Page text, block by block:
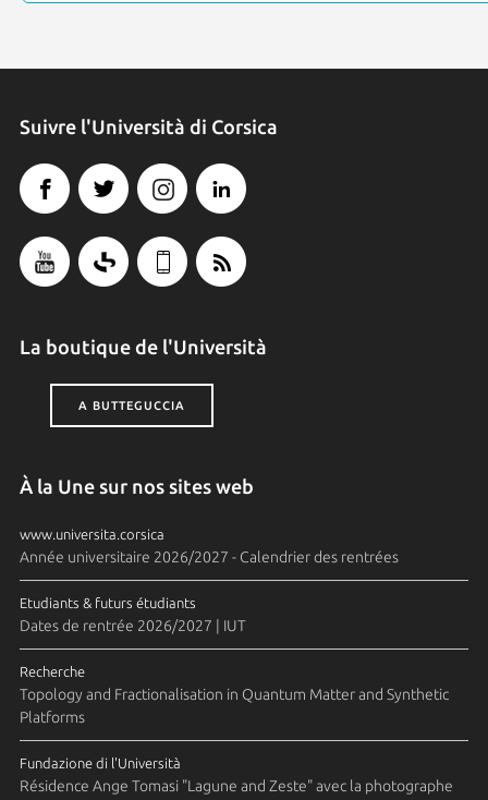
Suivre l'Università di Corsica
La boutique de l'Università
A BUTTEGUCCIA
À la Une sur nos sites web
www.universita.corsica
Année universitaire 2026/2027 - Calendrier des rentrées
Etudiants & futurs étudiants
Dates de rentrée 2026/2027 | IUT
Recherche
Topology and Fractionalisation in Quantum Matter and Synthetic
Platforms
Fundazione di l'Università
Résidence Ange Tomasi "Lagune and Zeste" avec la photographe